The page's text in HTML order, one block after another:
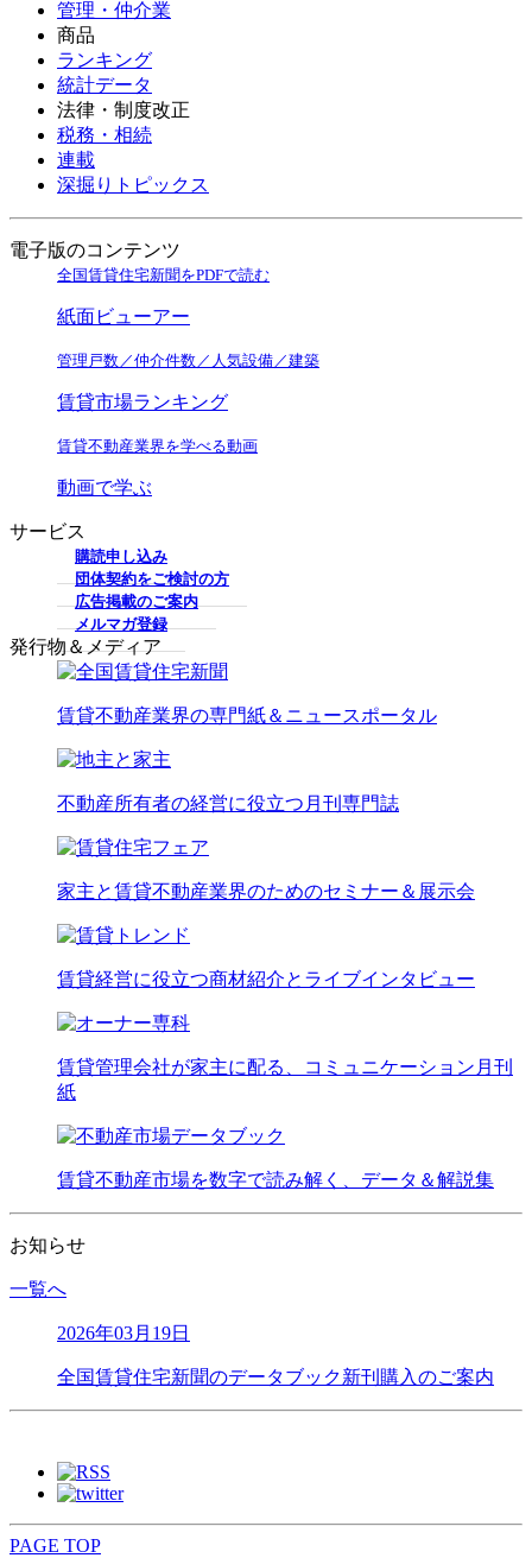
管理・仲介業
商品
ランキング
統計データ
法律・制度改正
税務・相続
連載
深掘りトピックス
電子版のコンテンツ
全国賃貸住宅新聞をPDFで読む
紙面ビューアー
管理戸数／仲介件数／人気設備／建築
賃貸市場ランキング
賃貸不動産業界を学べる動画
動画で学ぶ
サービス
購読申し込み
団体契約をご検討の方
広告掲載のご案内
メルマガ登録
発行物＆メディア
賃貸不動産業界の専門紙＆ニュースポータル
不動産所有者の経営に役立つ月刊専門誌
家主と賃貸不動産業界のためのセミナー＆展示会
賃貸経営に役立つ商材紹介とライブインタビュー
賃貸管理会社が家主に配る、コミュニケーション月刊
紙
賃貸不動産市場を数字で読み解く、データ＆解説集
お知らせ
一覧へ
2026年03月19日
全国賃貸住宅新聞のデータブック新刊購入のご案内
PAGE TOP